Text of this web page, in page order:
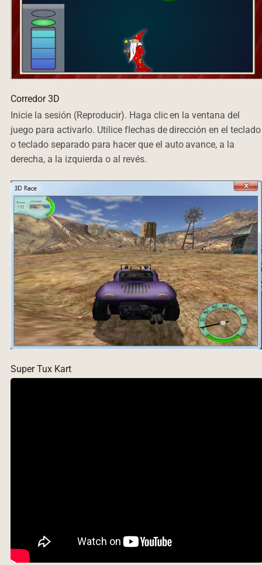
Corredor 3D
Inicie la sesión (Reproducir). Haga clic en la ventana del
juego para activarlo. Utilice flechas de dirección en el teclado
o teclado separado para hacer que el auto avance, a la
derecha, a la izquierda o al revés.
Super Tux Kart